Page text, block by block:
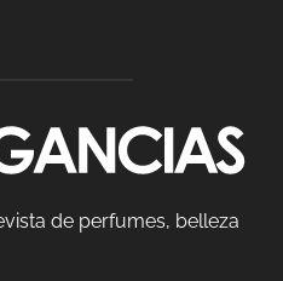
de perfumes, belleza